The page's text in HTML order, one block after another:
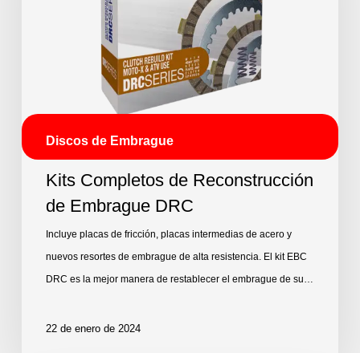
Discos de Embrague
Kits Completos de Reconstrucción
de Embrague DRC
Incluye placas de fricción, placas intermedias de acero y
nuevos resortes de embrague de alta resistencia. El kit EBC
DRC es la mejor manera de restablecer el embrague de su…
22 de enero de 2024